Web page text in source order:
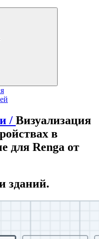
/ Визуализация
в
для Renga от
зданий.